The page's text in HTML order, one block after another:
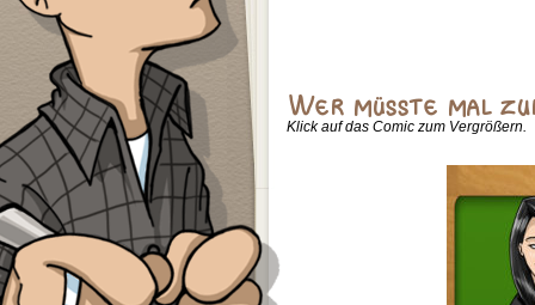
Klick auf das Comic zum Vergrößern.